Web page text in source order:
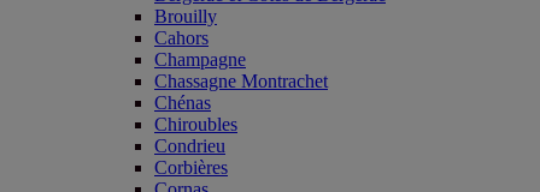
Brouilly
Cahors
Champagne
Chassagne Montrachet
Chénas
Chiroubles
Condrieu
Corbières